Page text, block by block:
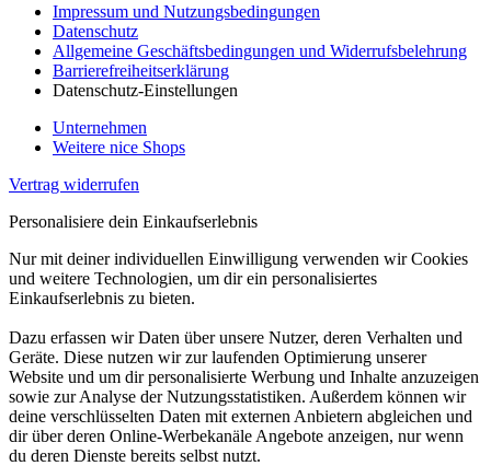
Impressum und Nutzungsbedingungen
Datenschutz
Allgemeine Geschäftsbedingungen und Widerrufsbelehrung
Barrierefreiheitserklärung
Datenschutz-Einstellungen
Unternehmen
Weitere nice Shops
Vertrag widerrufen
Personalisiere dein Einkaufserlebnis
Nur mit deiner individuellen Einwilligung verwenden wir Cookies
und weitere Technologien, um dir ein personalisiertes
Einkaufserlebnis zu bieten.
Dazu erfassen wir Daten über unsere Nutzer, deren Verhalten und
Geräte. Diese nutzen wir zur laufenden Optimierung unserer
Website und um dir personalisierte Werbung und Inhalte anzuzeigen
sowie zur Analyse der Nutzungsstatistiken. Außerdem können wir
deine verschlüsselten Daten mit externen Anbietern abgleichen und
dir über deren Online-Werbekanäle Angebote anzeigen, nur wenn
du deren Dienste bereits selbst nutzt.